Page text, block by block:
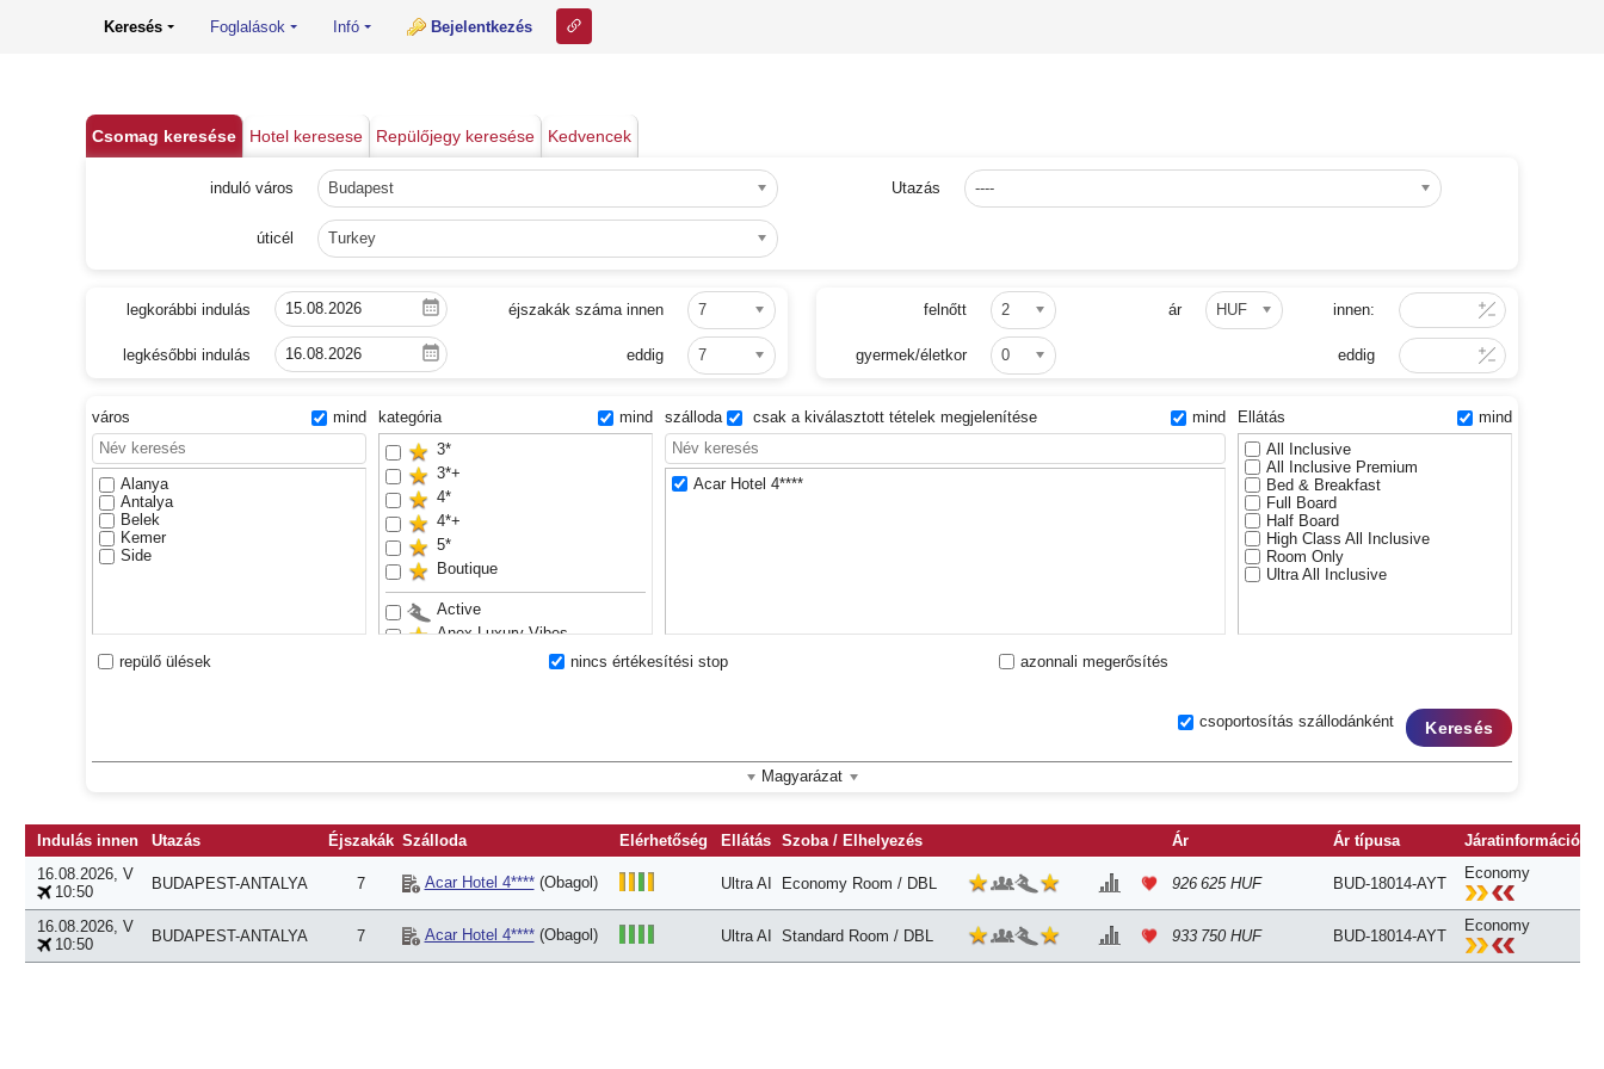
Keresés Foglalások Infó Bejelentkezés
Csomag keresése Hotel keresese Repülőjegy keresése Kedvencek
induló város Budapest
úticél Turkey
Utazás ----
legkorábbi indulás éjszakák száma innen 7
legkésőbbi indulás eddig 7
felnőtt 2 ár HUF innen:
gyermek/életkor 0 eddig
város mind
Alanya
Antalya
Belek
Kemer
Side
kategória
mind
3*
3*+
4*
4*+
5*
Boutique
Active
Anex Luxury Vibes
Waterslides
Youth
szálloda csak a kiválasztott tételek megjelenítése mind
Acar Hotel 4****
Ellátás
mind
All Inclusive
All Inclusive Premium
Bed & Breakfast
Full Board
Half Board
High Class All Inclusive
Room Only
Ultra All Inclusive
repülő ülések nincs értékesítési stop azonnali megerősítés
Keresés
csoportosítás szállodánként
Magyarázat
Indulás innen Utazás Éjszakák Szálloda Elérhetőség Ellátás Szoba / Elhelyezés Ár Ár típusa
Járatinformáció
16.08.2026, V
10:50
BUDAPEST-ANTALYA 7 Acar Hotel 4****(Obagol) Ultra AI Economy Room / DBL 926 625 HUF BUD-18014-AYT
Economy
16.08.2026, V
10:50
BUDAPEST-ANTALYA 7 Acar Hotel 4****(Obagol) Ultra AI Standard Room / DBL 933 750 HUF BUD-18014-AYT
Economy